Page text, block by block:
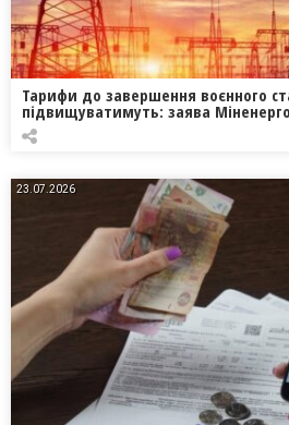
Тарифи до завершення воєнного
підвищуватимуть: заява Міненерго
23.07.2026